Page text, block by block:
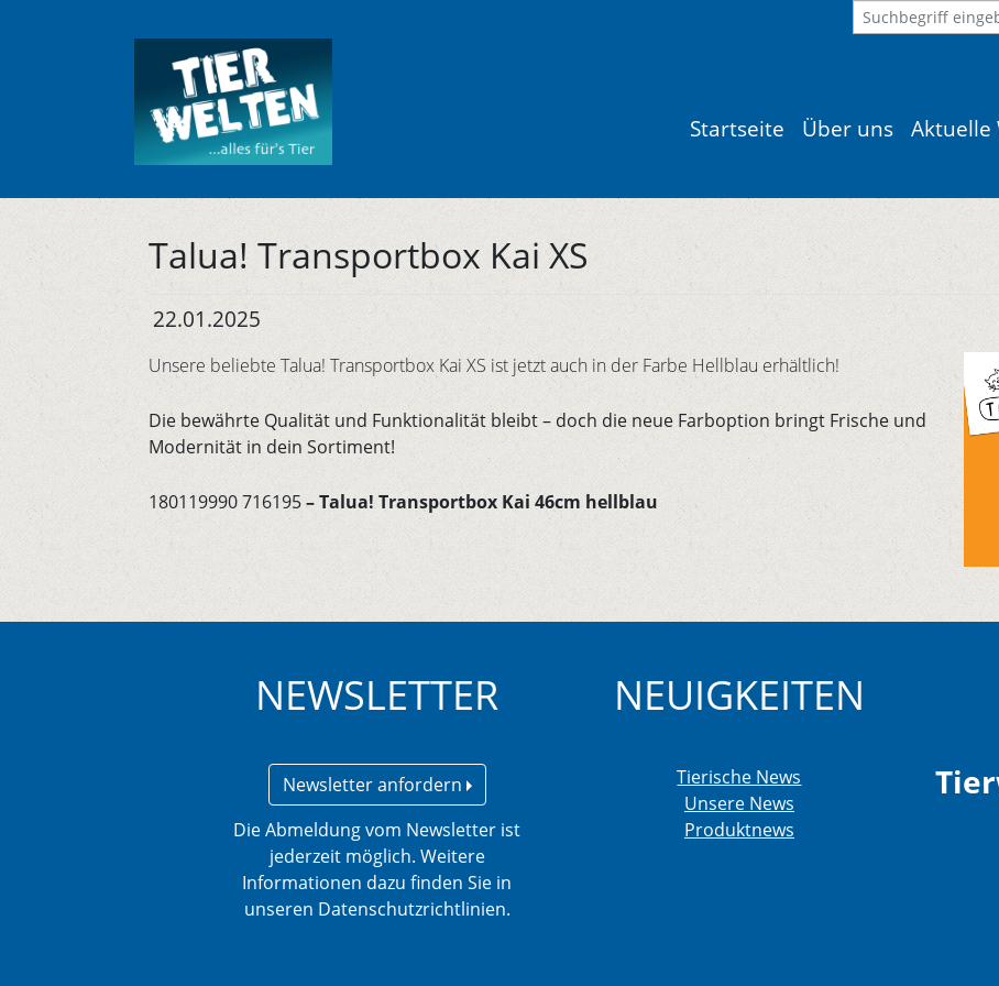
Startseite Über uns Aktuelle
Talua! Transportbox Kai XS
22.01.2025
Unsere beliebte Talua! Transportbox Kai XS ist jetzt auch in der Farbe Hellblau erhältlich!
Die bewährte Qualität und Funktionalität bleibt – doch die neue Farboption bringt Frische und
Modernität in dein Sortiment!
180119990 716195– Talua! Transportbox Kai 46cm hellblau
NEWSLETTER
Newsletter anfordern
Die Abmeldung vom Newsletter ist
jederzeit möglich. Weitere
Informationen dazu finden Sie in
unseren Datenschutzrichtlinien.
NEUIGKEITEN
Tierische News
Unsere News
Produktnews